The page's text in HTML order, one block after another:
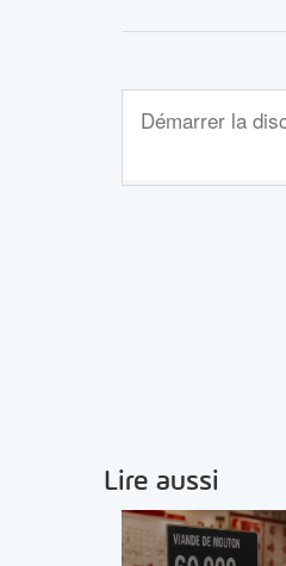
Lire aussi